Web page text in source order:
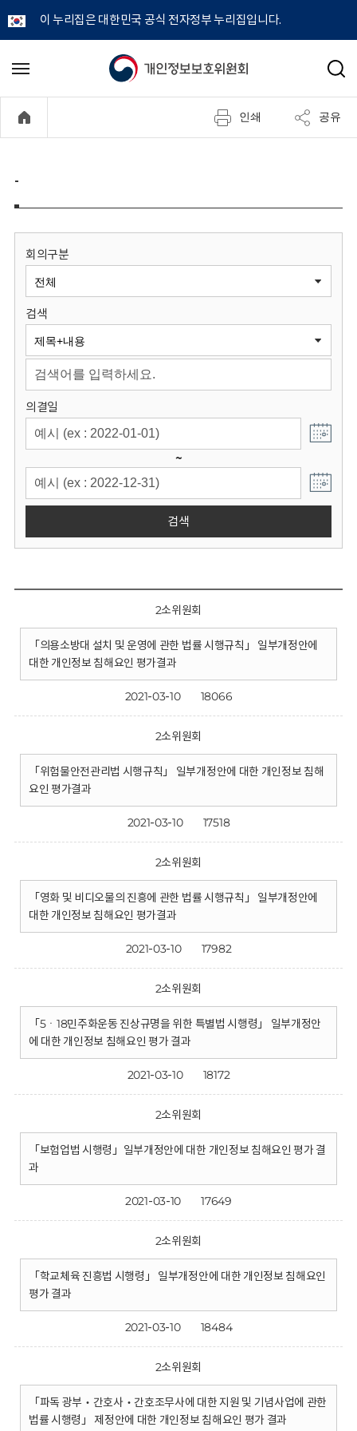
이 누리집은 대한민국 공식 전자정부 누리집입니다.
개
정
보
원
회
메
기
검
인쇄 공유
-
회의구분
검색
의결일
~
검색
2소위원회
「의용소방대 설치 및 운영에 관한 법률 시행규칙」 일부개정안에
대한 개인정보 침해요인 평가결과
2021-03-10 18066
2소위원회
「위험물안전관리법 시행규칙」 일부개정안에 대한 개인정보 침해
요인 평가결과
2021-03-10 17518
2소위원회
「영화 및 비디오물의 진흥에 관한 법률 시행규칙」 일부개정안에
대한 개인정보 침해요인 평가결과
2021-03-10 17982
2소위원회
「5ㆍ18민주화운동 진상규명을 위한 특별법 시행령」 일부개정안
에 대한 개인정보 침해요인 평가 결과
2021-03-10 18172
2소위원회
「보험업법 시행령」일부개정안에 대한 개인정보 침해요인 평가 결
과
2021-03-10 17649
2소위원회
「학교체육 진흥법 시행령」 일부개정안에 대한 개인정보 침해요인
평가 결과
2021-03-10 18484
2소위원회
「파독 광부‧간호사‧간호조무사에 대한 지원 및 기념사업에 관한
법률 시행령」 제정안에 대한 개인정보 침해요인 평가 결과